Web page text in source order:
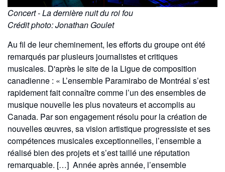
Au fil de leur cheminement, les efforts du groupe ont été
remarqués par plusieurs journalistes et critiques
musicales. D'après le site de la Ligue de composition
canadienne : « L’ensemble Paramirabo de Montréal s’est
rapidement fait connaître comme l’un des ensembles de
musique nouvelle les plus novateurs et accomplis au
Canada. Par son engagement résolu pour la création de
nouvelles œuvres, sa vision artistique progressiste et ses
compétences musicales exceptionnelles, l’ensemble a
réalisé bien des projets et s’est taillé une réputation
remarquable. […] Année après année, l’ensemble
Concert - La dernière nuit du roi fou
Crédit photo: Jonathan Goulet